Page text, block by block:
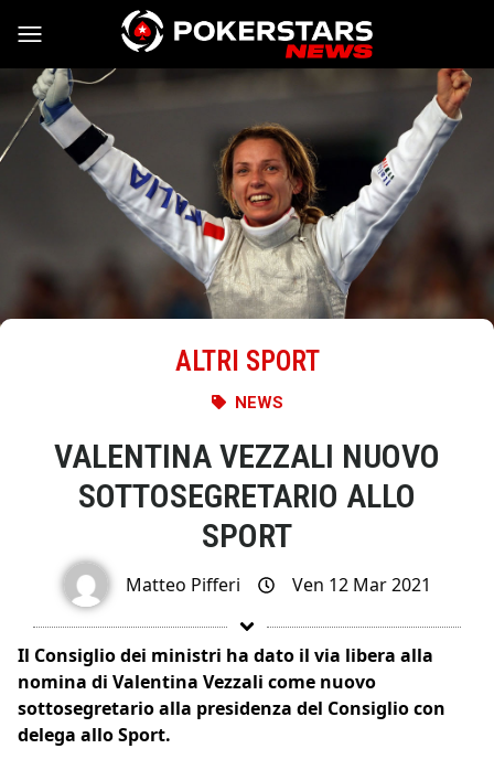
Vai al contenuto
ALTRI SPORT
NEWS
VALENTINA VEZZALI NUOVO
SOTTOSEGRETARIO ALLO
SPORT
Matteo Pifferi Ven 12 Mar 2021
Il Consiglio dei ministri ha dato il via libera alla
nomina di Valentina Vezzali come nuovo
sottosegretario alla presidenza del Consiglio con
delega allo Sport.